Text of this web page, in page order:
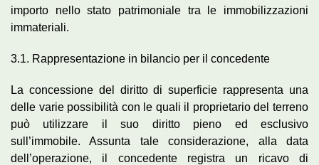
importo nello stato patrimoniale tra le immobilizzazioni
immateriali.
3.1. Rappresentazione in bilancio per il concedente
La concessione del diritto di superficie rappresenta una
delle varie possibilità con le quali il proprietario del terreno
può utilizzare il suo diritto pieno ed esclusivo
sull’immobile. Assunta tale considerazione, alla data
dell’operazione, il concedente registra un ricavo di